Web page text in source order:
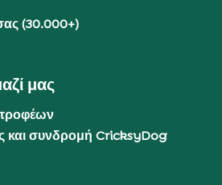
(30.000+)
μας
και συνδρομή CricksyDog